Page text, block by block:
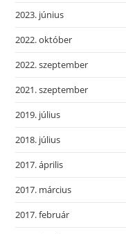
2023. június
2022. október
2022. szeptember
2021. szeptember
2019. július
2018. július
2017. április
2017. március
2017. február